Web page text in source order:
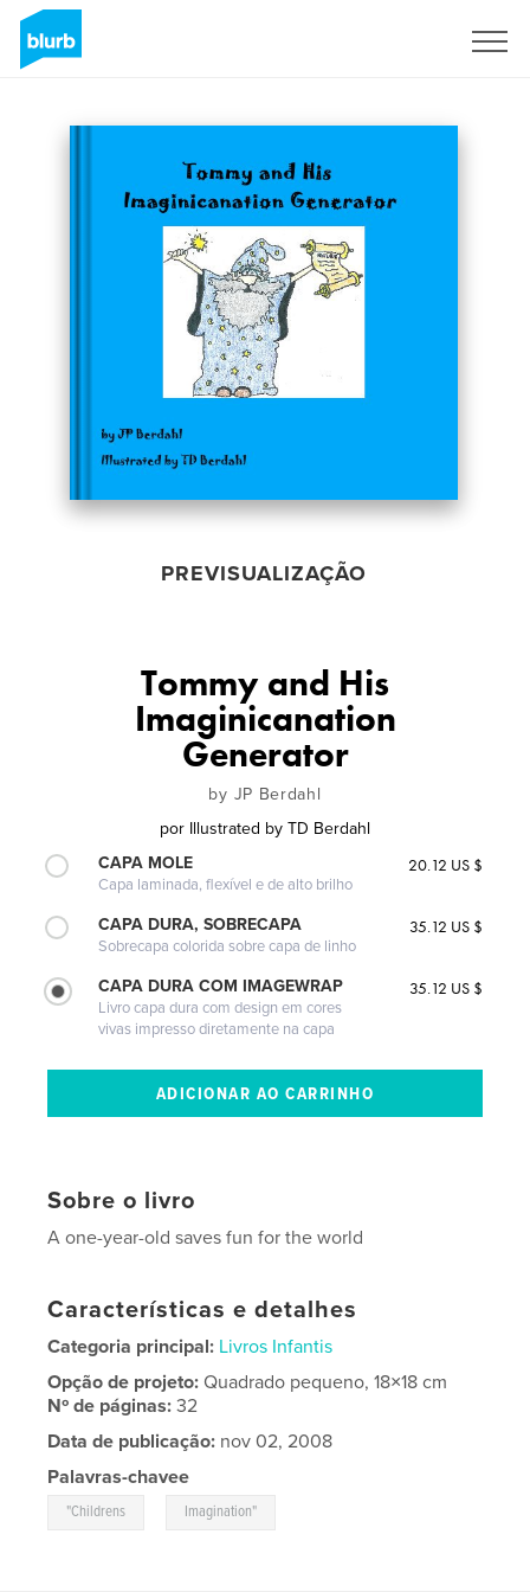
PREVISUALIZAÇÃO
Tommy and His
Imaginicanation
Generator
by JP Berdahl
por Illustrated by TD Berdahl
CAPA MOLE
Capa laminada, flexível e de alto brilho
20.12 US $
CAPA DURA, SOBRECAPA
Sobrecapa colorida sobre capa de linho
35.12 US $
CAPA DURA COM IMAGEWRAP
Livro capa dura com design em cores
vivas impresso diretamente na capa
35.12 US $
Sobre o livro
A one-year-old saves fun for the world
Características e detalhes
Categoria principal: Livros Infantis
Opção de projeto:Quadrado pequeno, 18×18 cm
Nº de páginas:32
Data de publicação: nov 02, 2008
Palavras-chavee
"Childrens Imagination"